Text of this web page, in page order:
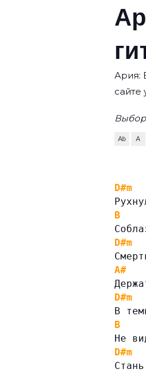
Ария:
сайте
Ab A
D#m
B
D#m
A#
D#m
В
B
Не
D#m